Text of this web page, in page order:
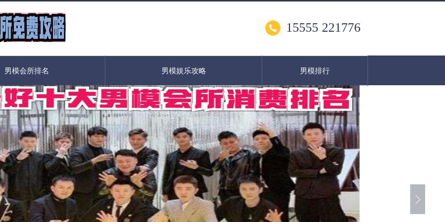
15555 221776
男模会所排名 男模娱乐攻略 男模排行